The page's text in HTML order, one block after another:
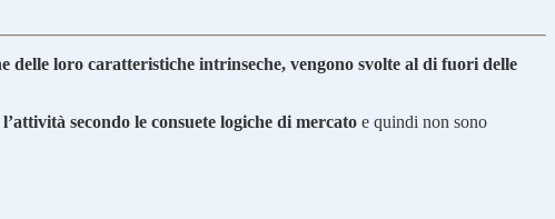
delle loro caratteristiche intrinseche, vengono svolte al di fuori delle
secondo le consuete logiche di mercato e quindi non sono